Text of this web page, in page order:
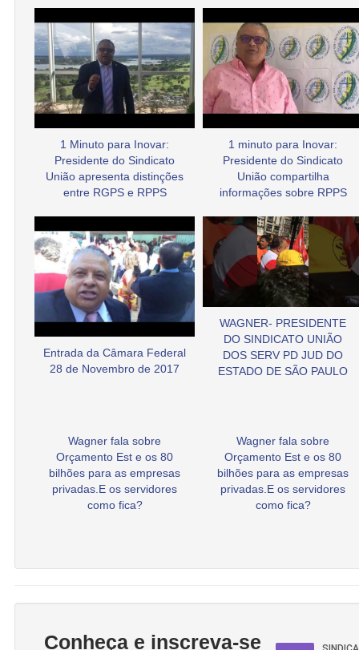
1 Minuto para Inovar:
Presidente do Sindicato
União apresenta distinções
entre RGPS e RPPS
1 minuto para Inovar:
Presidente do Sindicato
União compartilha
informações sobre RPPS
Entrada da Câmara Federal
28 de Novembro de 2017
WAGNER- PRESIDENTE
DO SINDICATO UNIÃO
DOS SERV PD JUD DO
ESTADO DE SÃO PAULO
Wagner fala sobre
Orçamento Est e os 80
bilhões para as empresas
privadas.E os servidores
como fica?
Wagner fala sobre
Orçamento Est e os 80
bilhões para as empresas
privadas.E os servidores
como fica?
Conheça e inscreva-se